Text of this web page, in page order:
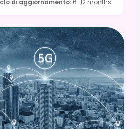
di aggiornamento: 6-12 months